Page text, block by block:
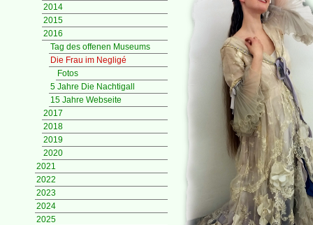
2014
2015
2016
Tag des offenen Museums
Die Frau im Negligé
Fotos
5 Jahre Die Nachtigall
15 Jahre Webseite
2017
2018
2019
2020
2021
2022
2023
2024
2025